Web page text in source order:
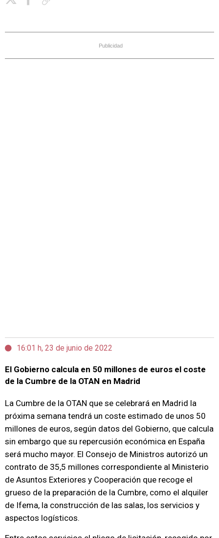
Publicidad
16:01 h, 23 de junio de 2022
El Gobierno calcula en 50 millones de euros el coste
de la Cumbre de la OTAN en Madrid
La Cumbre de la OTAN que se celebrará en Madrid la
próxima semana tendrá un coste estimado de unos 50
millones de euros, según datos del Gobierno, que calcula
sin embargo que su repercusión económica en España
será mucho mayor. El Consejo de Ministros autorizó un
contrato de 35,5 millones correspondiente al Ministerio
de Asuntos Exteriores y Cooperación que recoge el
grueso de la preparación de la Cumbre, como el alquiler
de Ifema, la construcción de las salas, los servicios y
aspectos logísticos.